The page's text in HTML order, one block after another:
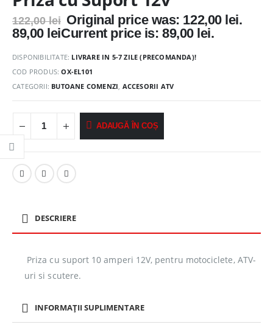
122,00lei Original price was: 122,00 lei.
89,00 leiCurrent price is: 89,00 lei.
DISPONIBILITATE: LIVRARE IN 5-7 ZILE (PRECOMANDA)!
COD PRODUS:OX-EL101
CATEGORII: BUTOANE COMENZI ACCESORII ATV
ADAUGĂ ÎN COȘ
DESCRIERE
Priza cu suport 10 amperi 12V, pentru motociclete, ATV-
uri si scutere.
INFORMAȚII SUPLIMENTARE